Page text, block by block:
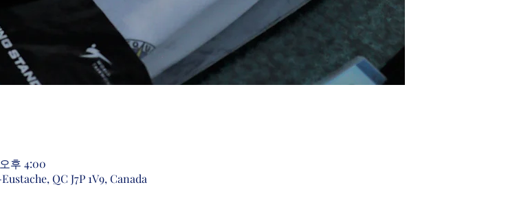
후 4:00
QC J7P 1V9, Canada